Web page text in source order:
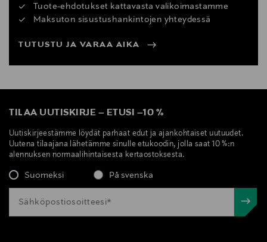
Tuote-ehdotukset kattavasta valikoimastamme
Maksuton sisustushankintojen yhteydessä
TUTUSTU JA VARAA AIKA
TILAA UUTISKIRJE – ETUSI –10 %
Uutiskirjeestämme löydät parhaat edut ja ajankohtaiset uutuudet.
Uutena tilaajana lähetämme sinulle etukoodin, jolla saat 10 %:n
alennuksen normaalihintaisesta kertaostoksesta.
Suomeksi På svenska